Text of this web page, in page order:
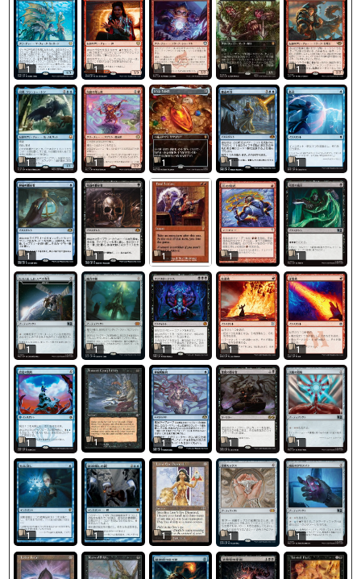
1 1 1 1 1
1 1 1 1 1
1 1 1 1 1
1 1 1 1 1
1 1 1 1 1
1 1 1 1 1